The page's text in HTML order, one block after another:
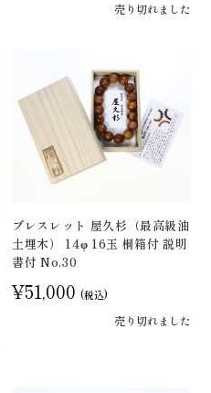
売り切れました
ブレスレット 屋久杉（最高級油
土埋木） 14φ 16玉 桐箱付 説明
書付 No.30
¥51,000 (税込)
売り切れました